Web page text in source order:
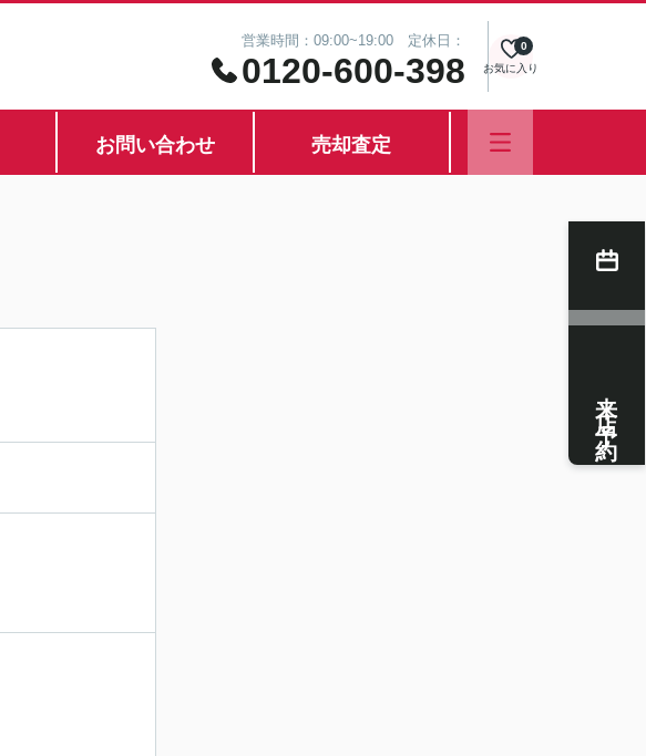
営業時間：09:00~19:00 定休日：
0120-600-398 お気に入り
0
お問い合わせ 売却査定
来店予約